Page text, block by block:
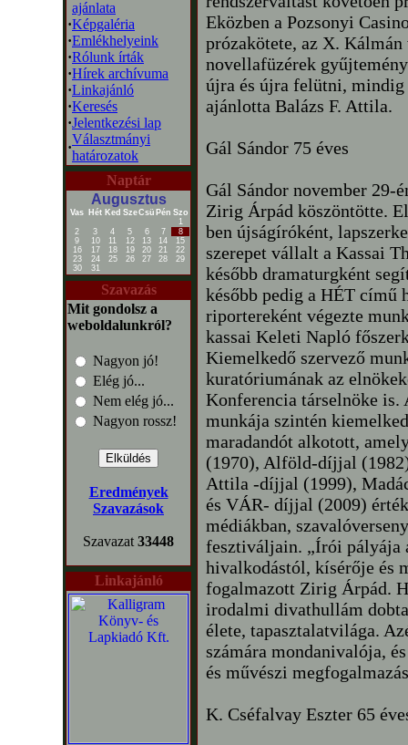
ajánlata
·Képgaléria
·Emlékhelyeink
·Rólunk írták
·Hírek archívuma
·Linkajánló
·Keresés
·Jelentkezési lap
·
Választmányi
határozatok
Naptár
Augusztus
Vas Hét Ked SzeCsü Pén Szo
1
2
3 4 5 6 7
8
9
10 11 12 13 14
15
16
17 18 19 20 21
22
23
24 25 26 27 28
29
30
31
Szavazás
Mit gondolsz a
weboldalunkról?
Nagyon jó!
Elég jó...
Nem elég jó...
Nagyon rossz!
Eredmények
Szavazások
Szavazat 33448
Linkajánló
Eközben a Pozsonyi
prózakötete, az X.
novellafüzérek
újra és újra felütni,
ajánlotta Balázs F. Attila.
Gál Sándor 75 éves
Gál Sándor november 29-
Zirig Árpád köszöntötte.
ben újságíróként,
szerepet vállalt a Kassai
később dramaturgként
később pedig a HÉT
riportereként végezte
kassai Keleti Napló
Kiemelkedő szervező
kuratóriumának az
Konferencia társelnöke
munkája szintén
maradandót alkotott,
(1970), Alföld-díjjal
Attila -díjjal (1999),
és VÁR- díjjal (2009)
médiákban,
fesztiváljain. „Írói pályája
hivalkodástól, kísérője és
fogalmazott Zirig Árpád.
irodalmi divathullám
élete, tapasztalatvilága.
számára mondanivalója,
és művészi
K. Cséfalvay Eszter 65